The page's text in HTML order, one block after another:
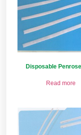
Disposable
Read more